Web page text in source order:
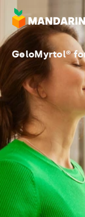
Direkt
zum
Inhalt
GeloMyrtol®